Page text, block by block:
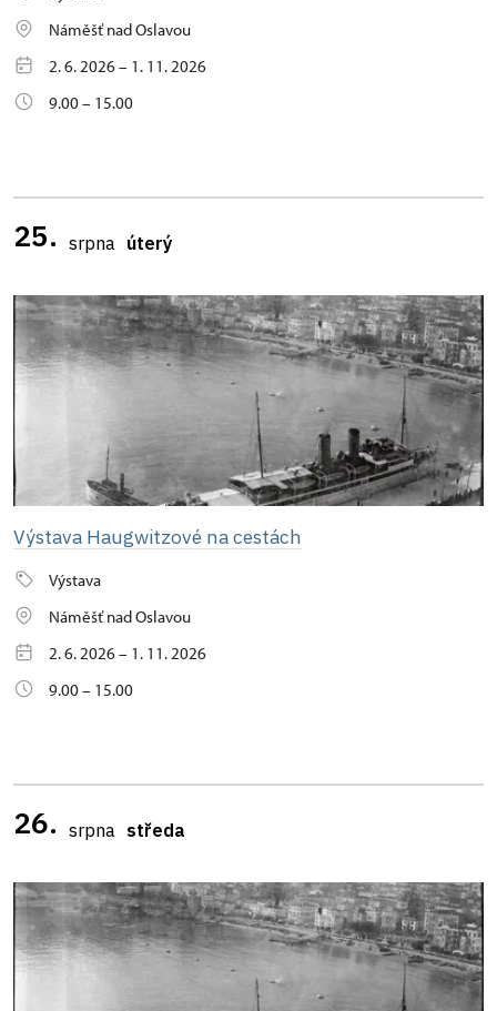
Náměšť nad Oslavou
2. 6. 2026 – 1. 11. 2026
9.00 – 15.00
25. srpna úterý
Výstava Haugwitzové na cestách
Výstava
Náměšť nad Oslavou
2. 6. 2026 – 1. 11. 2026
9.00 – 15.00
26. srpna středa